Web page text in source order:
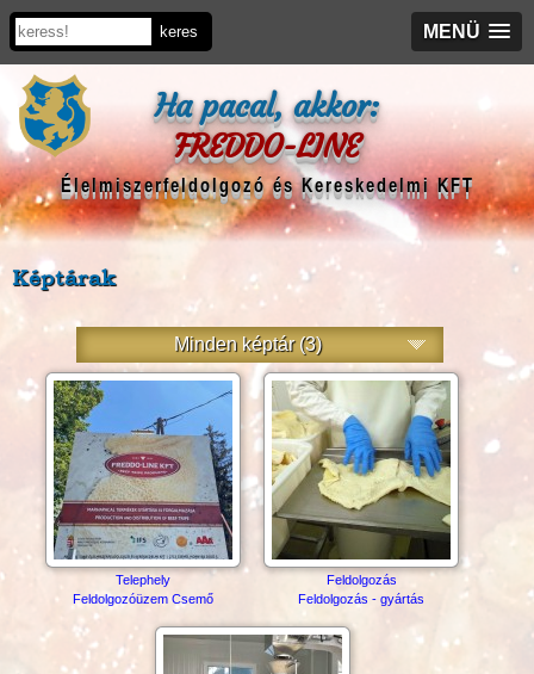
MENÜ
Ha pacal, akkor:
FREDDO-LINE
Élelmiszerfeldolgozó és Kereskedelmi KFT
Képtárak
Minden képtár (3)
Telephely
Feldolgozóüzem Csemő
Feldolgozás
Feldolgozás - gyártás